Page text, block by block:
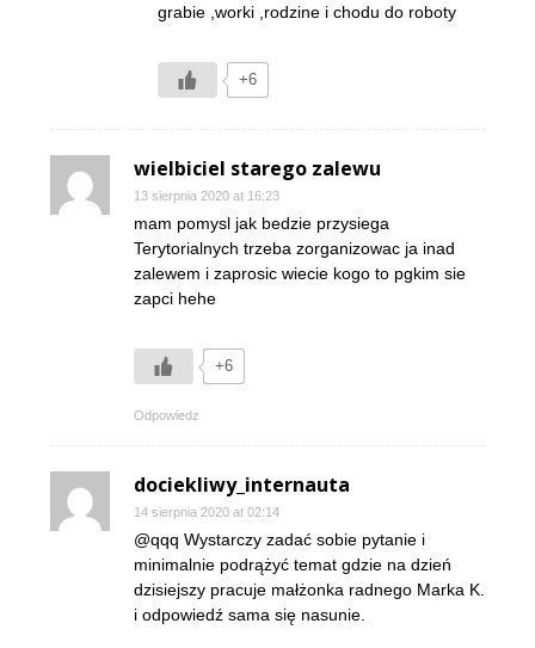
grabie ,worki ,rodzine i chodu do roboty
+6
wielbiciel starego zalewu
13 sierpnia 2020 at 16:23
mam pomysl jak bedzie przysiega
Terytorialnych trzeba zorganizowac ja inad
zalewem i zaprosic wiecie kogo to pgkim sie
zapci hehe
+6
Odpowiedz
dociekliwy_internauta
14 sierpnia 2020 at 02:14
@qqq Wystarczy zadać sobie pytanie i
minimalnie podrążyć temat gdzie na dzień
dzisiejszy pracuje małżonka radnego Marka K.
i odpowiedź sama się nasunie.